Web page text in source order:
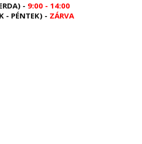
- 9:00 - 14:00
- PÉNTEK) - ZÁRVA